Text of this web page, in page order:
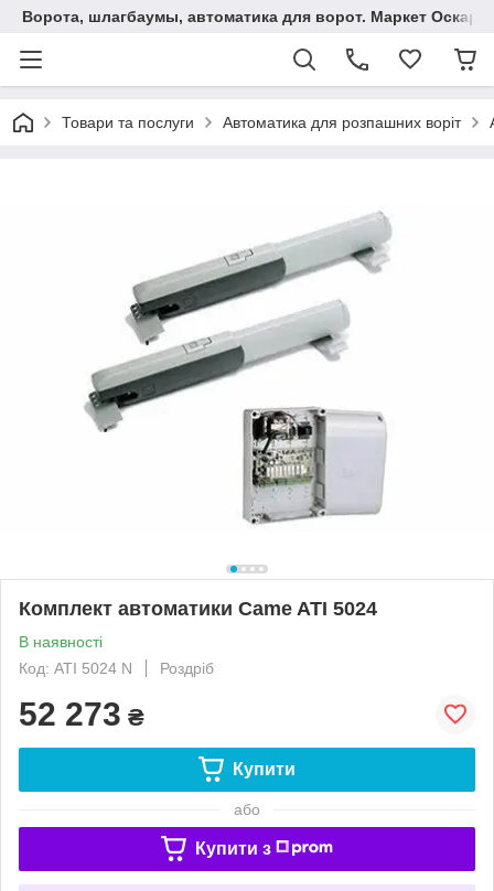
Ворота, шлагбаумы, автоматика для ворот. Маркет Оскар.
Товари та послуги Автоматика для розпашних воріт
Комплект автоматики Came ATI 5024
В наявності
Код: ATI 5024 N
Роздріб
52 273 ₴
Купити
або
Купити з